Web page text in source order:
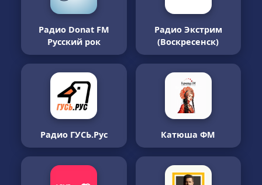
Радио Donat FM
Русский рок
Радио Экстрим
(Воскресенск)
Радио ГУСЬ.Рус Катюша ФМ